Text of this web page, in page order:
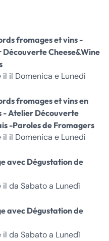
Cheese&Wine
il Domenica e Lunedì
- Atelier Découverte
-Paroles de Fromagers
il Domenica e Lunedì
da Sabato a Lunedì
da Sabato a Lunedì